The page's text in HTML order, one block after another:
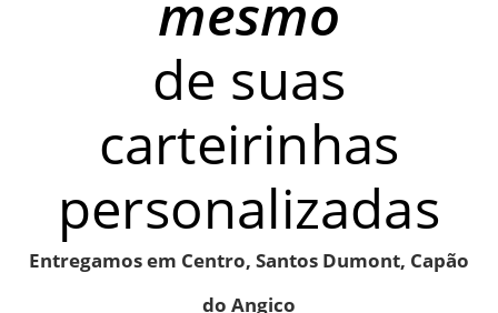
de suas
carteirinhas
personalizadas
Entregamos em Centro, Santos Dumont, Capão
do Angico